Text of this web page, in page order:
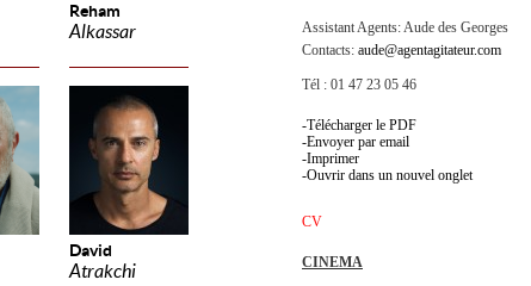
Reham
Alkassar
David
Atrakchi
Assistant Agents:Aude des Georges
Contacts: aude@agentagitateur.com
Tél : 01 47 23 05 46
Télécharger le PDF
Envoyer par email
Imprimer
Ouvrir dans un nouvel onglet
CV
CINEMA